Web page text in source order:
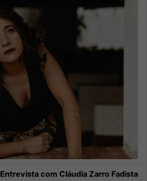
Entrevista com Cláudia Zarro Fadista